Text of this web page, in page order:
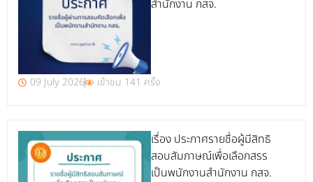
สำนักงาน กสจ.
09 July 2026 เข้าชม 141 ครั้ง
เรื่อง ประกาศรายชื่อผู้มีสิทธิ
สอบสัมภาษณ์เพื่อเลือกสรร
เป็นพนักงานสำนักงาน กสจ.